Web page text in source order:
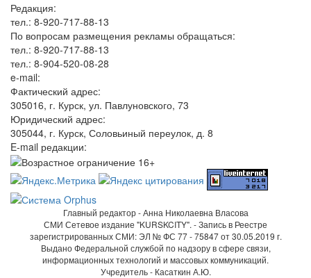
Редакция:
тел.: 8-920-717-88-13
По вопросам размещения рекламы обращаться:
тел.: 8-920-717-88-13
тел.: 8-904-520-08-28
e-mail:
Фактический адрес:
305016, г. Курск, ул. Павлуновского, 73
Юридический адрес:
305044, г. Курск, Соловьиный переулок, д. 8
E-mail редакции:
Главный редактор - Анна Николаевна Власова
СМИ Сетевое издание "KURSKCITY". - Запись в Реестре
зарегистрированных СМИ: ЭЛ № ФС 77 - 75847 от 30.05.2019 г.
Выдано Федеральной службой по надзору в сфере связи,
информационных технологий и массовых коммуникаций.
Учредитель - Касаткин А.Ю.